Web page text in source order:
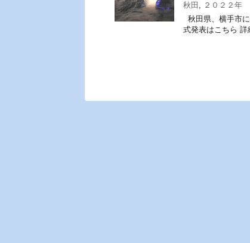
秋田 , ２０２２年
秋田県、横手市
式発表はこちら